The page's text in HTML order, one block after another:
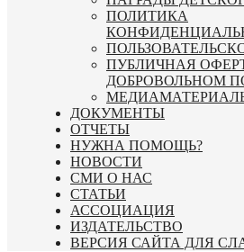
ПОЛИТИКА
ПУБЛИЧНАЯ
ДОБРОВОЛЬНОМ
ДОКУМЕНТЫ
ОТЧЕТЫ
НУЖНА ПОМОЩЬ?
НОВОСТИ
СМИ О НАС
СТАТЬИ
АССОЦИАЦИЯ
ИЗДАТЕЛЬСТВО
ВЕРСИЯ САЙТА ДЛЯ